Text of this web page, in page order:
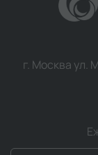
г. Москва ул.